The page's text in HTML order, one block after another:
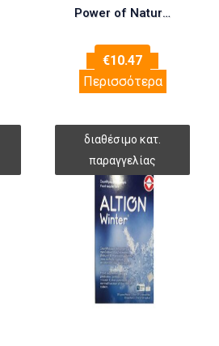
Power of Nature Promo Zinc Plus Vitamin D3, 20eff.tabs & Δώρο Vitamin C 500mg, 20eff.tabs, 1σετ
€10.47
Περισσότερα